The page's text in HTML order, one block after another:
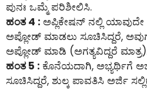
ಪುನಃ ಒಮ್ಮೆ ಪರಿಶೀಲಿಸಿ.
ಹಂತ 4 : ಅಪ್ಲಿಕೇಷನ್ ನಲ್ಲಿ
ಅಪ್ಲೋಡ್ ಮಾಡಲು ಸೂಚಿಸಿದ್ದರೆ,
ಅಪ್ಲೋಡ್ ಮಾಡಿ (ಅಗತ್ಯವಿದ್ದರೆ
ಹಂತ 5 : ಕೊನೆಯದಾಗಿ, ಅಭ್ಯರ್ಥಿಗೆ
ಸೂಚಿಸಿದ್ದರೆ, ಶುಲ್ಕ ಪಾವತಿಸಿ ಅರ್ಜಿ